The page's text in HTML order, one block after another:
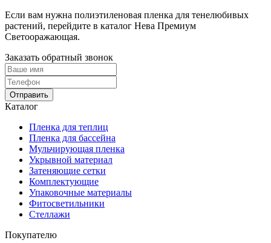
Если вам нужна полиэтиленовая пленка для тенелюбивых
растений, перейдите в каталог Нева Премиум
Светооражающая.
Заказать обратный звонок
Отправить
Каталог
Пленка для теплиц
Пленка для бассейна
Мульчирующая пленка
Укрывной материал
Затеняющие сетки
Комплектующие
Упаковочные материалы
Фитосветильники
Стеллажи
Покупателю